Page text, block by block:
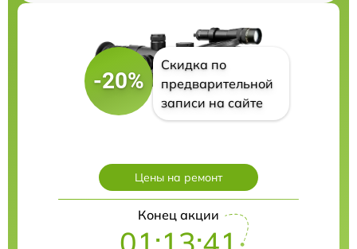
-20%
Скидка по
предварительной
записи на сайте
Цены на ремонт
Конец акции